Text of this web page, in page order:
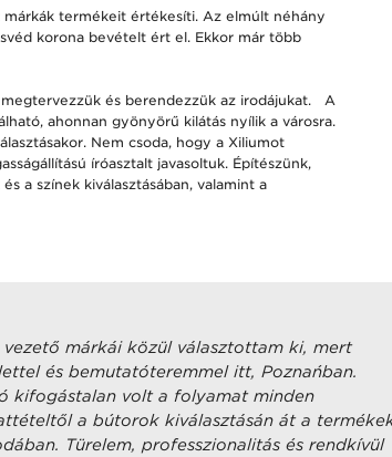
termékeit értékesíti. Az elmúlt néhány
korona bevételt ért el. Ekkor már több
és berendezzük az irodájukat. A
ahonnan gyönyörű kilátás nyílik a városra.
Nem csoda, hogy a Xiliumot
íróasztalt javasoltuk. Építészünk,
a színek kiválasztásában, valamint a
márkái közül választottam ki, mert
és bemutatóteremmel itt, Poznańban.
kifogástalan volt a folyamat minden
a bútorok kiválasztásán át a
Türelem, professzionalitás és rendkívül